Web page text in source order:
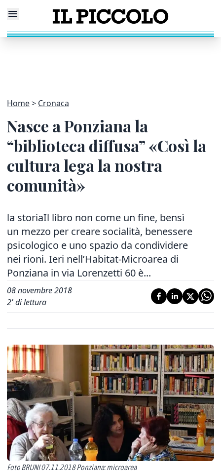
Home Cronaca
Nasce a Ponziana la
“biblioteca diffusa” «Così la
cultura lega la nostra
comunità»
la storiaIl libro non come un fine, bensì
un mezzo per creare socialità, benessere
psicologico e uno spazio da condividere
nei rioni. Ieri nell’Habitat-Microarea di
Ponziana in via Lorenzetti 60 è...
08 novembre 2018
2' di lettura
Foto BRUNI 07.11.2018 Ponziana: microarea